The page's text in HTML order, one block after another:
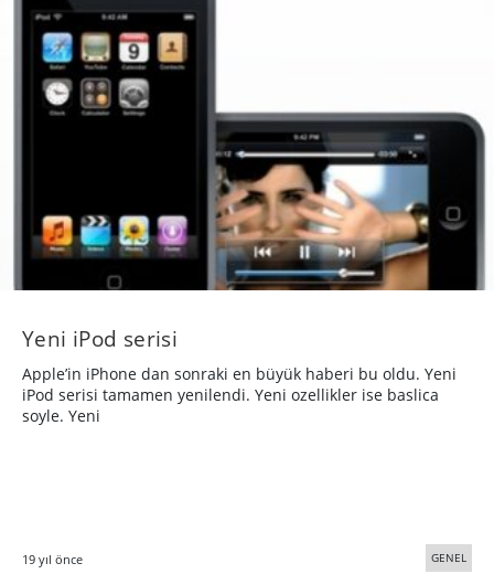
Yeni iPod serisi
Apple’in iPhone dan sonraki en büyük haberi bu oldu. Yeni
iPod serisi tamamen yenilendi. Yeni ozellikler ise baslica
soyle. Yeni
19 yıl önce GENEL